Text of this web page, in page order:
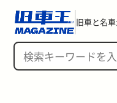
旧車と名